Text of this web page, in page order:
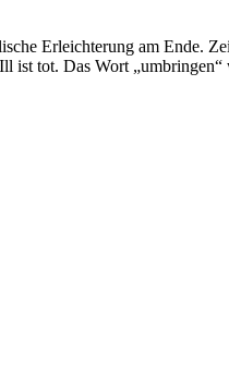
Erleichterung am Ende.
ist tot. Das Wort